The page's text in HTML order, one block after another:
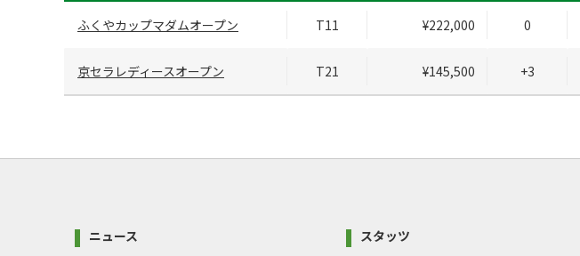
ふくやカップマダムオープン
T11 ¥222,000 0
京セラレディースオープン T21 ¥145,500 +3
ニュース
スタッツ